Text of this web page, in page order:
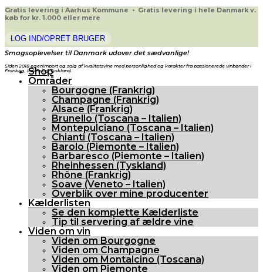
Gratis levering i Aarhus Kommune • Gratis levering i hele Danmark v.
køb for kr. 1.000 eller mere
LOG IND/OPRET BRUGER
Smagsoplevelser til Danmark udover det sædvanlige!
Siden 2018 egenimport og salg af kvalitetsvine med personlighed og karakter fra passionerede vinbønder i
Frankrig, Italien og Tyskland.
Shop
Områder
Bourgogne (Frankrig)
Champagne (Frankrig)
Alsace (Frankrig)
Brunello (Toscana – Italien)
Montepulciano (Toscana – Italien)
Chianti (Toscana – Italien)
Barolo (Piemonte – Italien)
Barbaresco (Piemonte – Italien)
Rheinhessen (Tyskland)
Rhône (Frankrig)
Soave (Veneto – Italien)
Overblik over mine producenter
Kælderlisten
Se den komplette Kælderliste
Tip til servering af ældre vine
Viden om vin
Viden om Bourgogne
Viden om Champagne
Viden om Montalcino (Toscana)
Viden om Piemonte